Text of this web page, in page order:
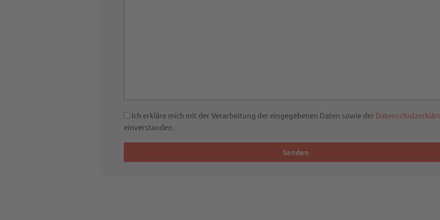
Ich erkläre mich mit der Verarbeitung der eingegebenen Daten sowie der
einverstanden.
Senden